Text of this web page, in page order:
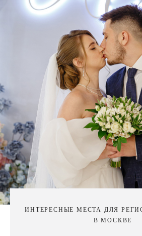
ИНТЕРЕСНЫЕ МЕСТА ДЛЯ
В МОСКВЕ